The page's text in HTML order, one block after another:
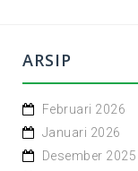
ARSIP
Februari 2026
Januari 2026
Desember 2025